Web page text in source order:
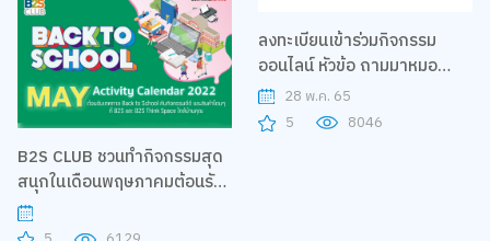
B2S CLUB ชวนทำกิจกรรมสุด
สนุกในเดือนพฤษภาคมต้อนรับ
เปิดเทอม